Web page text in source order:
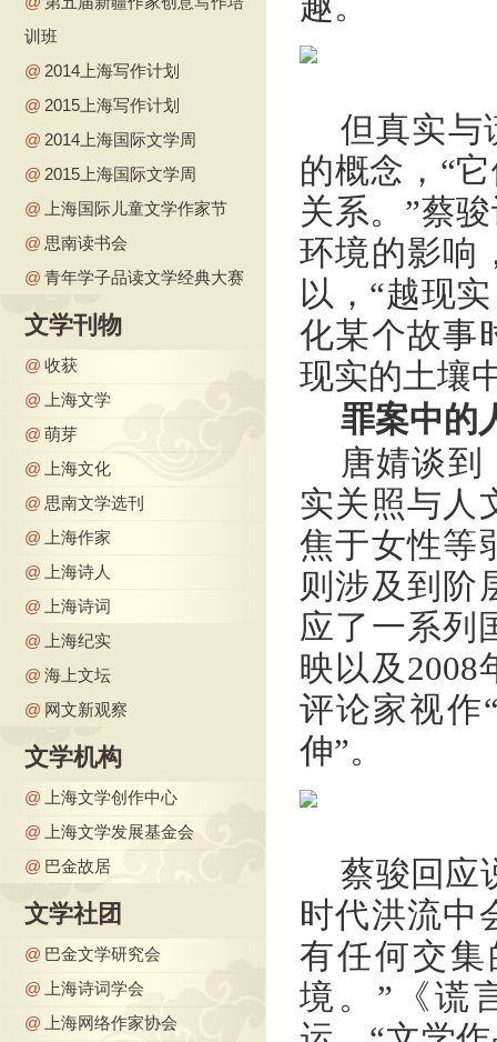
训班
@ 2014上海写作计划
@ 2015上海写作计划
@ 2014上海国际文学周
@ 2015上海国际文学周
@
上海国际儿童文学作家节
@ 思南读书会
@ 青年学子品读文学经典大赛
文学刊物
@ 收获
@
上海文学
@ 萌芽
@
上海文化
@ 思南文学选刊
@
上海作家
@
上海诗人
@
上海诗词
@
上海纪实
@ 海上文坛
@ 网文新观察
文学机构
@
上海文学创作中心
@
上海文学发展基金会
@ 巴金故居
文学社团
@ 巴金文学研究会
@
上海诗词学会
@
上海网络作家协会
但真实与
的概念，“
关系。”蔡
环境的影响
以，“越现
化某个故事
现实的土壤
罪案中的
唐婧谈到
实关照与人
焦于女性等
则涉及到阶
应了一系列
映以及2008
评论家视作
伸”。
蔡骏回应
时代洪流中
有任何交
境。”《谎